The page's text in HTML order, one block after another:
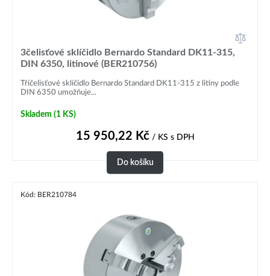
3čelisťové sklíčidlo Bernardo Standard DK11-315,
DIN 6350, litinové (BER210756)
Tříčelisťové sklíčidlo Bernardo Standard DK11-315 z litiny podle
DIN 6350 umožňuje...
Skladem (1 KS)
15 950,22 Kč/ KS s DPH
Do košíku
Kód: BER210784